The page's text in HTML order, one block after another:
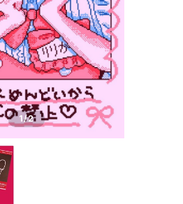
1/2